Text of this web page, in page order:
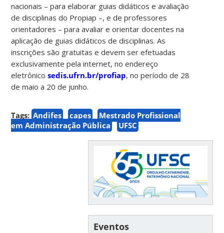
nacionais – para elaborar guias didáticos e avaliação
de disciplinas do Propiap –, e de professores
orientadores – para avaliar e orientar docentes na
aplicação de guias didáticos de disciplinas. As
inscrições são gratuitas e devem ser efetuadas
exclusivamente pela internet, no endereço
eletrônicosedis.ufrn.br/profiap, no período de 28
de maio a 20 de junho.
Tags: Andifes capes
Mestrado Profissional
em Administração Pública
UFSC
Eventos